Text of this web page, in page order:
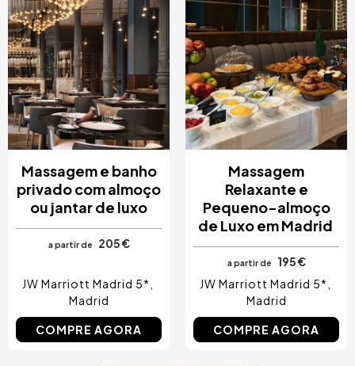
Massagem e banho
privado com almoço
ou jantar de luxo
a partir de 205 €
JW Marriott Madrid 5*
Madrid
COMPRE AGORA
Massagem
Relaxante e
Pequeno-almoço
de Luxo em Madrid
a partir de
195 €
JW Marriott Madrid 5*
Madrid
COMPRE AGORA